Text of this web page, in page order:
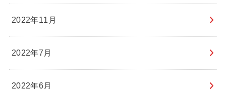
2022年11月
2022年7月
2022年6月